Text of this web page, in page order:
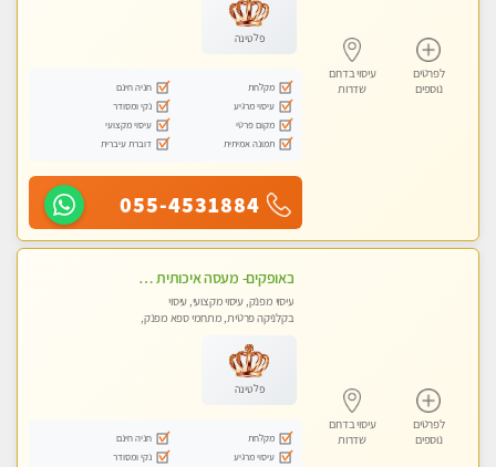
לפרטים
נוספים
עיסוי בדרום
שדרות
פלטינה
מקלחת
חניה חינם
עיסוי מרגיע
נקי ומסודר
מקום פרטי
עיסוי מקצועי
תמונה אמיתית
דוברת עיברית
055-4531884
לפרטים
נוספים
עיסוי בדרום
שדרות
באופקים- מעסה איכותית לעיסוי מקצועי ומפנק לכל שרירי הגוף עיסוי רפואי, מרגיע, קלאסי- Highly recommended
עיסוי מפנק, עיסוי מקצועי, עיסוי
בקלניקה פרטית, מתחמי ספא מפנק,
פלטינה
מקלחת
חניה חינם
עיסוי מרגיע
נקי ומסודר